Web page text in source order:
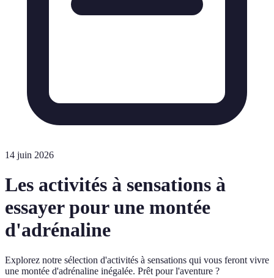
14 juin 2026
Les activités à sensations à
essayer pour une montée
d'adrénaline
Explorez notre sélection d'activités à sensations qui vous feront vivre
une montée d'adrénaline inégalée. Prêt pour l'aventure ?